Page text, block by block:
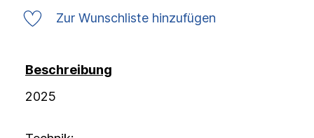
Zur Wunschliste hinzufügen
Beschreibung
2025